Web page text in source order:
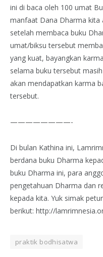
ini di baca oleh 100 umat
manfaat Dana Dharma kita
setelah membaca buku
umat/biksu tersebut
yang kuat, bayangkan
selama buku tersebut
akan mendapatkan karma
tersebut.
————————-
Di bulan Kathina ini,
berdana buku Dharma
buku Dharma ini, para
pengetahuan Dharma dan
kepada kita. Yuk simak
berikut: http://
praktik bodhisatwa